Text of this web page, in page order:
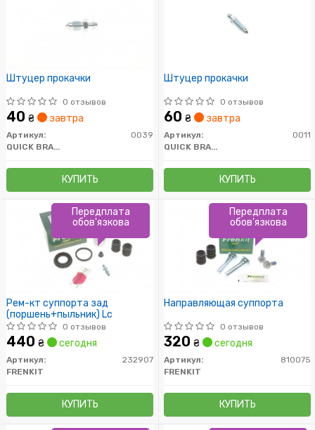
Штуцер прокачки
0 отзывов
40 ₴ завтра
Артикул:
0039
QUICK BRAKE
КУПИТЬ
Штуцер прокачки
0 отзывов
60 ₴ завтра
Артикул:
0011
QUICK BRAKE
КУПИТЬ
Рем-кт суппорта зад
(поршень+пыльник) Lc
0 отзывов
440 ₴ сегодня
Артикул:
232907
FRENKIT
КУПИТЬ
Передплата
обов'язкова
Направляющая суппорта
0 отзывов
320 ₴ сегодня
Артикул:
810075
FRENKIT
КУПИТЬ
Передплата
обов'язкова